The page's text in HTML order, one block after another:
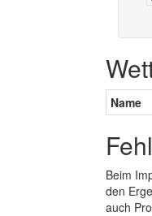
Name
Beim
den
auch